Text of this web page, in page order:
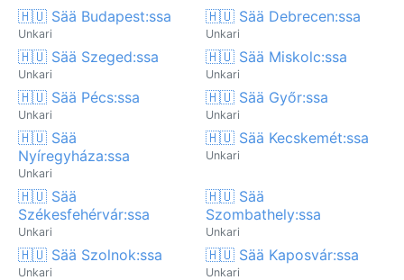
🇭🇺 Sää Budapest:ssa
Unkari
🇭🇺 Sää Debrecen:ssa
Unkari
🇭🇺 Sää Szeged:ssa
Unkari
🇭🇺 Sää Miskolc:ssa
Unkari
🇭🇺 Sää Pécs:ssa
Unkari
🇭🇺 Sää Győr:ssa
Unkari
🇭🇺 Sää
Nyíregyháza:ssa
Unkari
🇭🇺 Sää Kecskemét:ssa
Unkari
🇭🇺 Sää
Székesfehérvár:ssa
Unkari
🇭🇺 Sää
Szombathely:ssa
Unkari
🇭🇺 Sää Szolnok:ssa
Unkari
🇭🇺 Sää Kaposvár:ssa
Unkari